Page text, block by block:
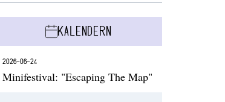
KALENDERN
2026-06-24
Minifestival: "Escaping The Map"